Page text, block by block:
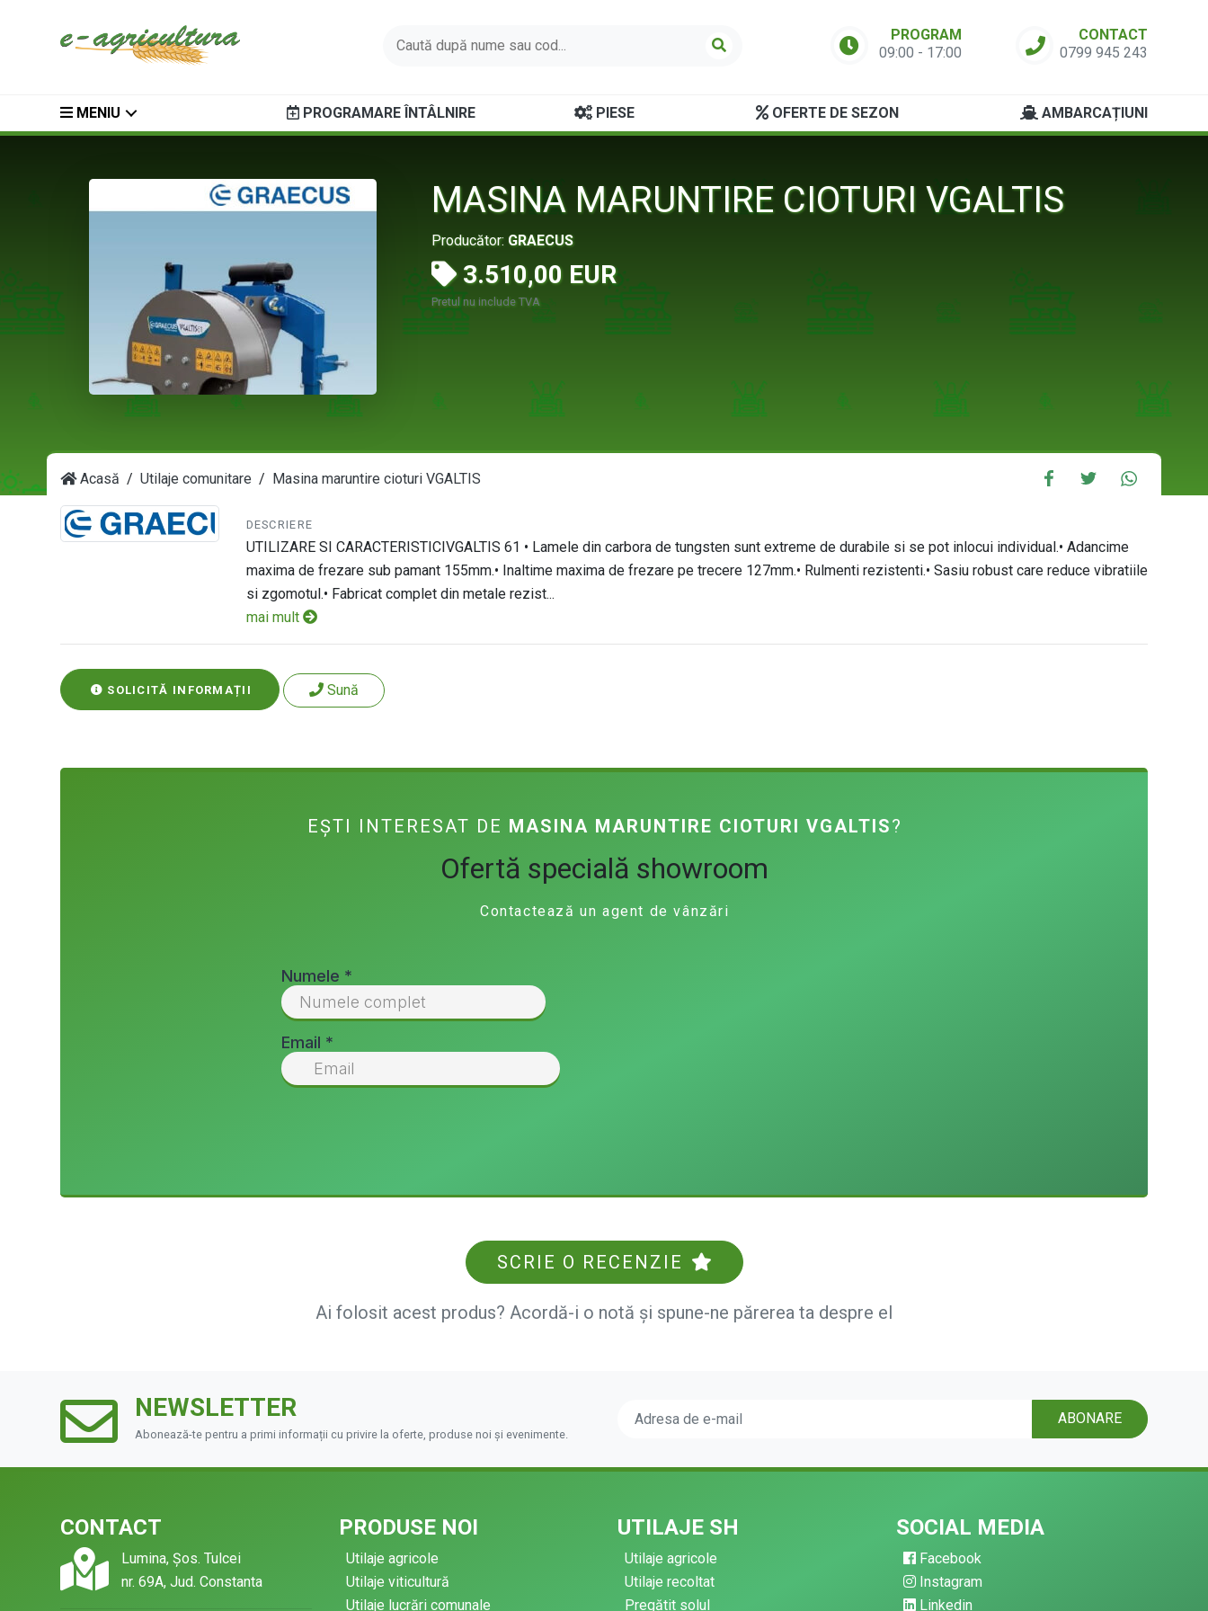
PROGRAM
09:00 - 17:00
CONTACT
0799 945 243
MENIU PROGRAMARE ÎNTÂLNIRE PIESE OFERTE DE SEZON AMBARCAȚIUNI
MASINA MARUNTIRE CIOTURI VGALTIS
Producător: GRAECUS
3.510,00 EUR
Pretul nu include TVA
Acasă Utilaje comunitare Masina maruntire cioturi VGALTIS
DESCRIERE
UTILIZARE SI CARACTERISTICIVGALTIS 61 • Lamele din carbora de tungsten sunt extreme de durabile si se pot inlocui individual.• Adancime
maxima de frezare sub pamant 155mm.• Inaltime maxima de frezare pe trecere 127mm.• Rulmenti rezistenti.• Sasiu robust care reduce vibratiile
si zgomotul.• Fabricat complet din metale rezist...
mai mult
SOLICITĂ INFORMAȚII Sună
EȘTI INTERESAT DE MASINA MARUNTIRE CIOTURI VGALTIS?
Ofertă specială showroom
Contactează un agent de vânzări
SCRIE O RECENZIE
Ai folosit acest produs? Acordă-i o notă și spune-ne părerea ta despre el
NEWSLETTER
Abonează-te pentru a primi informații cu privire la oferte, produse noi și evenimente.
ABONARE
CONTACT
Lumina, Șos. Tulcei
nr. 69A, Jud. Constanta
PRODUSE NOI
Utilaje agricole
Utilaje viticultură
Utilaje lucrări comunale
UTILAJE SH
Utilaje agricole
Utilaje recoltat
Pregătit solul
SOCIAL MEDIA
Facebook
Instagram
Linkedin